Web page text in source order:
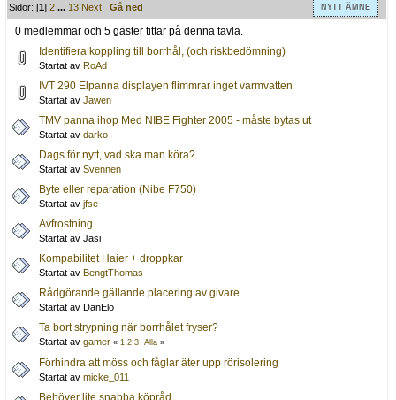
Sidor: [1]2 ... 13 Next Gå ned NYTT ÄMNE
0 medlemmar och 5 gäster tittar på denna tavla.
Identifiera koppling till borrhål, (och riskbedömning)
Startat av RoAd
IVT 290 Elpanna displayen flimmrar inget varmvatten
Startat av Jawen
TMV panna ihop Med NIBE Fighter 2005 - måste bytas ut
Startat av darko
Dags för nytt, vad ska man köra?
Startat av Svennen
Byte eller reparation (Nibe F750)
Startat av jfse
Avfrostning
Startat av Jasi
Kompabilitet Haier + droppkar
Startat av BengtThomas
Rådgörande gällande placering av givare
Startat av DanElo
Ta bort strypning när borrhålet fryser?
Startat av gamer « 1 2 3 Alla »
Förhindra att möss och fåglar äter upp rörisolering
Startat av micke_011
Behöver lite snabba köpråd.